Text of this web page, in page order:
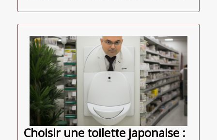
Choisir une toilette japonaise :